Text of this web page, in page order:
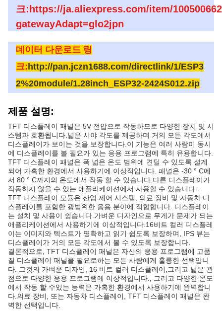
크:https://ja.aliexpress.com/item/
gatewayAdapt=glo2jpn
데이터 다운로드 링
크: http://pan.jczn1688.com/directlink/1/ESP3
2%20module/1.28inch_ESP32-2424S012.zip
제품 설명:
TFT 디스플레이 패널은 5V 전압으로 작동하므로 다양한 장치 및 시
스템과 호환됩니다.넓은 시야 각도를 제공하며 거의 모든 각도에서
디스플레이가 보이는 것을 보장합니다.이 기능은 여러 사람이 동시
에 디스플레이를 볼 필요가 있는 응용 프로그램에 특히 유용합니다.
TFT 디스플레이 패널은 폭 넓은 온도 범위에 견딜 수 있도록 설계
되어 가혹한 환경에서 사용하기에 이상적입니다. 패널은 -30 ° C에
서 80 ° C까지의 온도에서 작동 할 수 있습니다.다른 디스플레이가
작동하지 않을 수 있는 애플리케이션에서 사용할 수 있습니다..
TFT 디스플레이 모듈은 산업 제어 시스템, 의료 장비 및 자동차 디
스플레이를 포함한 광범위한 응용 분야에 적합합니다. 디스플레이
는 설치 및 사용이 쉽습니다.가벼운 디자인으로 무게가 문제가 되는
애플리케이션에서 사용하기에 이상적입니다.16비트 컬러 디스플레
이는 이미지와 텍스트가 명확하고 읽기 쉽도록 보장하며, IPS 뷰는
디스플레이가 거의 모든 각도에서 볼 수 있도록 보장합니다.
결론적으로, TFT 디스플레이 패널은 자신의 응용 프로그램에 고품
질 디스플레이 패널을 필요로하는 모든 사람에게 훌륭한 선택입니
다. 그것의 가벼운 디자인, 16 비트 컬러 디스플레이,그리고 넓은 관
점으로 다양한 응용 프로그램에 이상적입니다., 그리고 다양한 온도
에서 작동 할 수있는 능력은 가혹한 환경에서 사용하기에 완벽합니
다.의료 장비, 또는 자동차 디스플레이, TFT 디스플레이 패널은 완
벽한 선택입니다.